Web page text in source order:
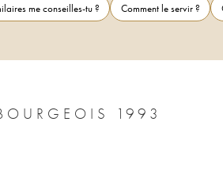
me conseilles-tu ? Comment le servir ?
CHÂTEAU BEAU SITE CRU BOURGEOIS 1993